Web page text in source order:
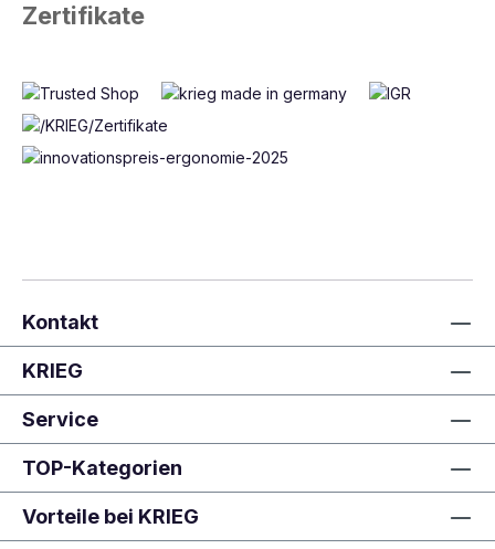
Zertifikate
Kontakt
KRIEG
Service
TOP-Kategorien
Vorteile bei KRIEG